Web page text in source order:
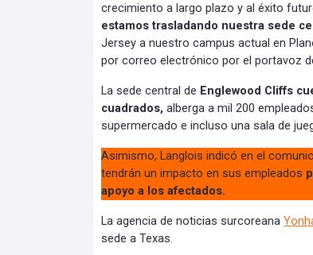
crecimiento a largo plazo y al éxito
estamos trasladando nuestra sede
Jersey a nuestro campus actual en
por correo electrónico por el portavoz
La sede central de Englewood Cliffs
cuadrados, alberga a mil 200
supermercado e incluso una sala de
Asimismo, Langlois indicó en el
tendrán un impacto en sus empleados
apoyo a los afectados.
La agencia de noticias surcoreana
sede a Texas.